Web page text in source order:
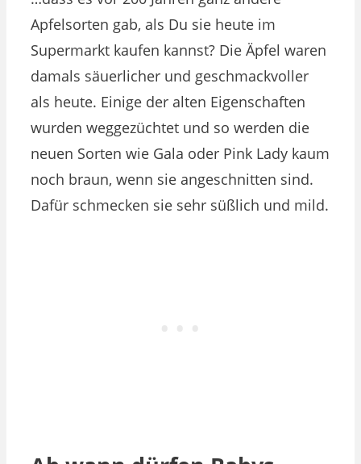
Apfelsorten gab, als Du sie heute im
Supermarkt kaufen kannst? Die Äpfel waren
damals säuerlicher und geschmackvoller
als heute. Einige der alten Eigenschaften
wurden weggezüchtet und so werden die
neuen Sorten wie Gala oder Pink Lady kaum
noch braun, wenn sie angeschnitten sind.
Dafür schmecken sie sehr süßlich und mild.